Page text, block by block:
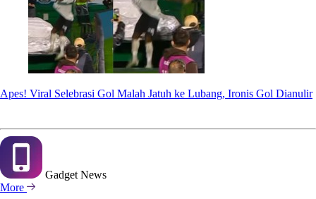
Apes! Viral Selebrasi Gol Malah Jatuh ke Lubang, Ironis Gol Dianulir
Gadget News
More